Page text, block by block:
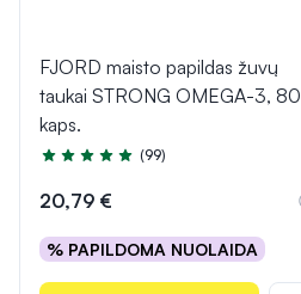
FJORD maisto papildas žuvų
taukai STRONG OMEGA-3, 80
kaps.
Įvertinimas 4.9 iš 5
(99)
20,79 €
% PAPILDOMA NUOLAIDA